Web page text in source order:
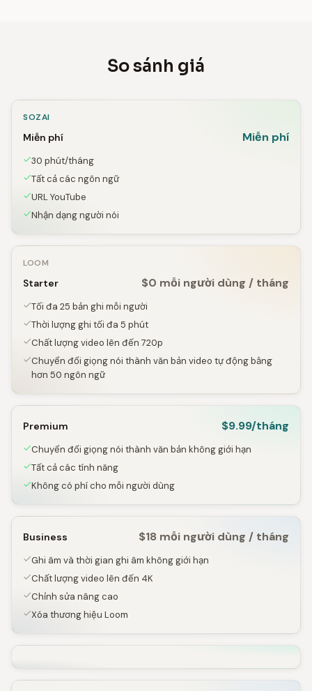
So sánh giá
SOZAI
Miễn phí Miễn phí
30 phút/tháng
Tất cả các ngôn ngữ
URL YouTube
Nhận dạng người nói
LOOM
Starter $0 mỗi người dùng / tháng
Tối đa 25 bản ghi mỗi người
Thời lượng ghi tối đa 5 phút
Chất lượng video lên đến 720p
Chuyển đổi giọng nói thành văn bản video tự động bằng
hơn 50 ngôn ngữ
Premium $9.99/tháng
Chuyển đổi giọng nói thành văn bản không giới hạn
Tất cả các tính năng
Không có phí cho mỗi người dùng
Business $18 mỗi người dùng / tháng
Ghi âm và thời gian ghi âm không giới hạn
Chất lượng video lên đến 4K
Chỉnh sửa nâng cao
Xóa thương hiệu Loom